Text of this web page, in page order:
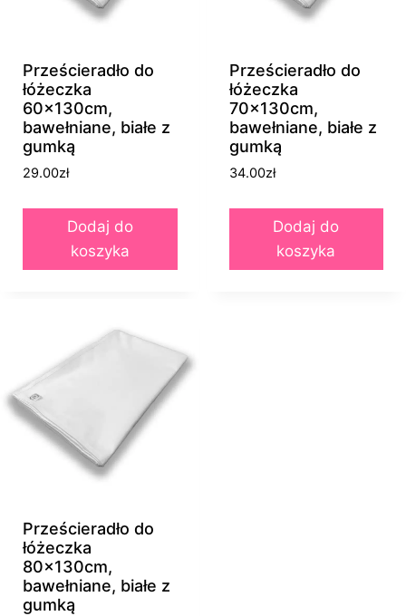
Prześcieradło do
łóżeczka
60x130cm,
bawełniane, białe z
gumką
29.00zł
Dodaj do
koszyka
Prześcieradło do
łóżeczka
70x130cm,
bawełniane, białe z
gumką
34.00zł
Dodaj do
koszyka
Prześcieradło do
łóżeczka
80x130cm,
bawełniane, białe z
gumką